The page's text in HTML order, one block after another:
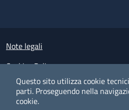
Questo sito utilizza cookie
parti. Proseguendo nella
cookie.
Small prints
Note legali
Cookies Policy
Policy privacy e protezione del
Albo pretorio on-line